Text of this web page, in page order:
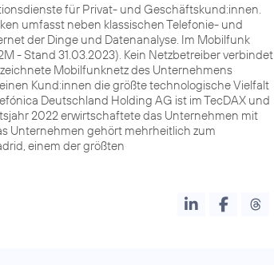
für Privat- und Geschäftskund:innen.
umfasst neben klassischen Telefonie- und
der Dinge und Datenanalyse. Im Mobilfunk
- Stand 31.03.2023). Kein Netzbetreiber verbindet
Mobilfunknetz des Unternehmens
Kund:innen die größte technologische Vielfalt
Deutschland Holding AG ist im TecDAX und
2022 erwirtschaftete das Unternehmen mit
Unternehmen gehört mehrheitlich zum
einem der größten